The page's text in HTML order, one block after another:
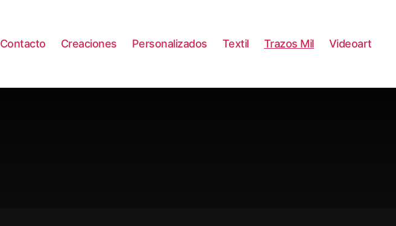
Contacto Creaciones Personalizados Textil Trazos Mil Videoart